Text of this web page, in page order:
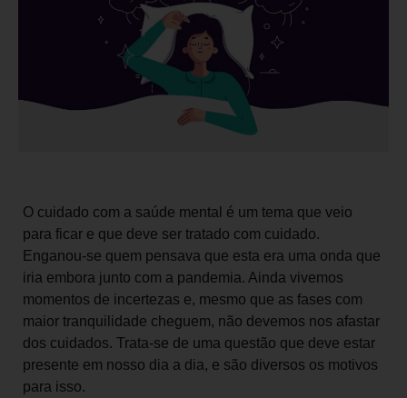
O cuidado com a saúde mental é um tema que veio
para ficar e que deve ser tratado com cuidado.
Enganou-se quem pensava que esta era uma onda que
iria embora junto com a pandemia. Ainda vivemos
momentos de incertezas e, mesmo que as fases com
maior tranquilidade cheguem, não devemos nos afastar
dos cuidados. Trata-se de uma questão que deve estar
presente em nosso dia a dia, e são diversos os motivos
para isso.